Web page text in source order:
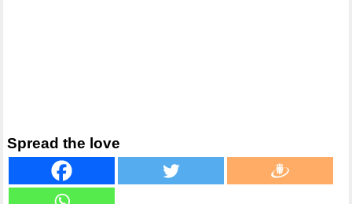
Spread the love